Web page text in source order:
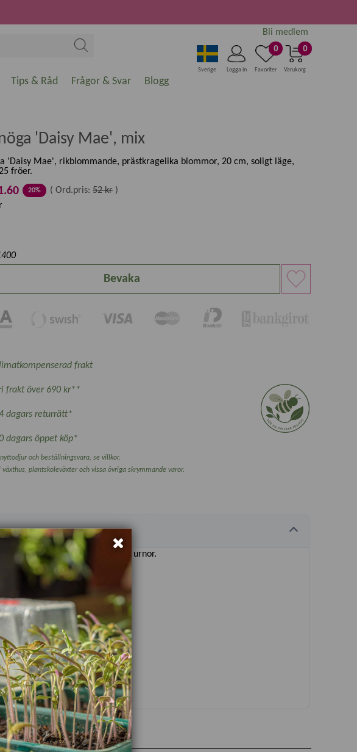
0
Varukorg
0
Favoriter
Logga in
Sverige
Bli medlem
Tips & Råd Frågor & Svar Blogg
'Daisy Mae', mix
'Daisy Mae', rikblommande, prästkragelika blommor, 20 cm, soligt läge,
fröer.
20% ( Ord.pris: 52 kr )
Bevaka
frakt
frakt över 690 kr**
dagars returrätt*
dagars öppet köp*
och beställningsvara, se villkor.
plantskoleväxter och vissa övriga skrymmande varor.
som kantväxt och i krukor och urnor.